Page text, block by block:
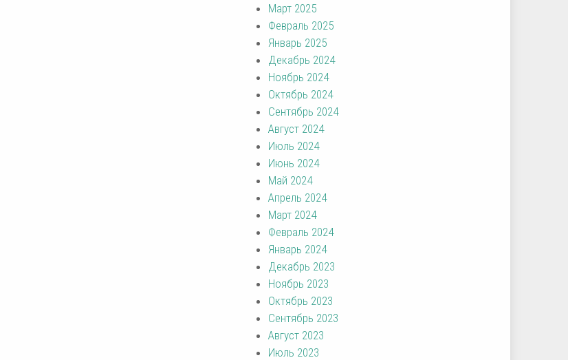
Март 2025
Февраль 2025
Январь 2025
Декабрь 2024
Ноябрь 2024
Октябрь 2024
Сентябрь 2024
Август 2024
Июль 2024
Июнь 2024
Май 2024
Апрель 2024
Март 2024
Февраль 2024
Январь 2024
Декабрь 2023
Ноябрь 2023
Октябрь 2023
Сентябрь 2023
Август 2023
Июль 2023